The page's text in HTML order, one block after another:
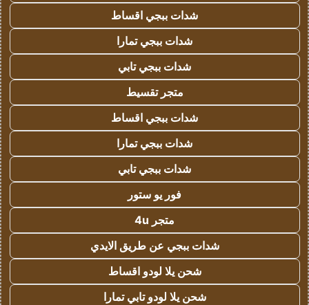
شدات ببجي اقساط
شدات ببجي تمارا
شدات ببجي تابي
متجر تقسيط
شدات ببجي اقساط
شدات ببجي تمارا
شدات ببجي تابي
فور يو ستور
متجر 4u
شدات ببجي عن طريق الايدي
شحن يلا لودو اقساط
شحن يلا لودو تابي تمارا